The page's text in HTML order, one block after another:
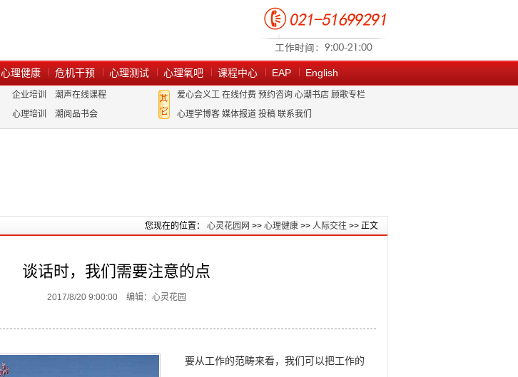
心理健康 危机干预 心理测试 心理氧吧 课程中心 EAP English
企业培训
潮声在线课程
心理培训
潮阅品书会
爱心会义工 在线付费 预约咨询 心潮书店 顾歌专栏
心理学博客 媒体报道 投稿 联系我们
您现在的位置： 心灵花园网 >> 心理健康 >> 人际交往 >> 正文
谈话时，我们需要注意的点
2017/8/20 9:00:00 编辑：心灵花园
要从工作的范畴来看，我们可以把工作的